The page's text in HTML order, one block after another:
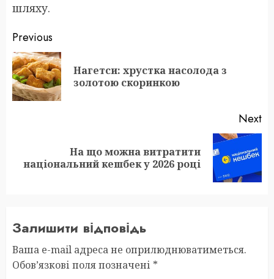
шляху.
Post
navigation
Previous
Нагетси: хрустка насолода з
золотою скоринкою
Next
post:
На що можна витратити
національний кешбек у 2026 році
Залишити відповідь
Ваша e-mail адреса не оприлюднюватиметься.
Обов’язкові поля позначені *